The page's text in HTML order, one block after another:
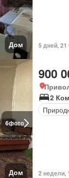
Дом 5 дней, 21
6фото
Дом
900
2
2 недели,